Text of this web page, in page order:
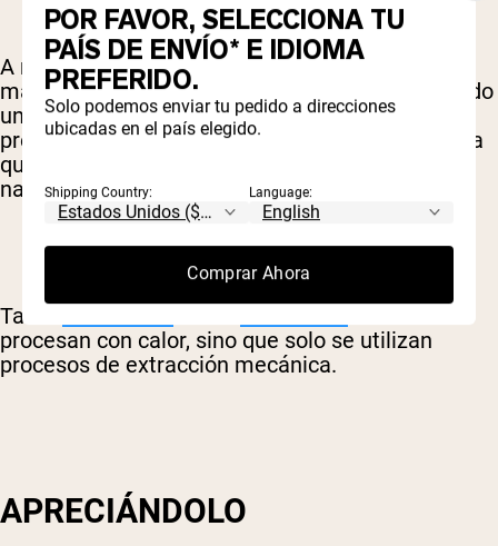
A menudo, esto implica calentamiento u otra
manipulación potente. Un producto que ha sufrido
una intervención mínima durante esta
preparación se denomina “crudo”, lo que significa
que está lo más cerca posible de su estado
natural.
Tanto
procesan con calor, sino que solo se utilizan
procesos de extracción mecánica.
APRECIÁNDOLO
POR FAVOR, SELECCIONA TU
PAÍS DE ENVÍO* E IDIOMA
PREFERIDO.
Solo podemos enviar tu pedido a direcciones
ubicadas en el país elegido.
Shipping Country: Language:
Comprar Ahora